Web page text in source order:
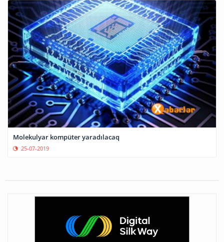
Molekulyar kompüter yaradılacaq
25-07-2019